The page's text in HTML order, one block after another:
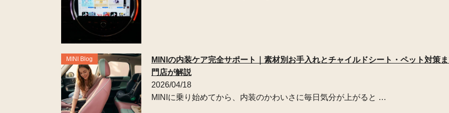
MINI Blog
MINIの内装ケア完全サポート｜素材別お手入れとチャイルドシート・ペット対策
門店が解説
2026/04/18
MINIに乗り始めてから、内装のかわいさに毎日気分が上がると …